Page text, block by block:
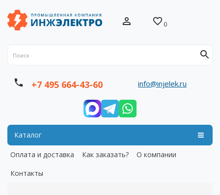
0
+7 495 664-43-60 info@injelek.ru
Каталог
Оплата и доставка Как заказать?
О компании
Контакты